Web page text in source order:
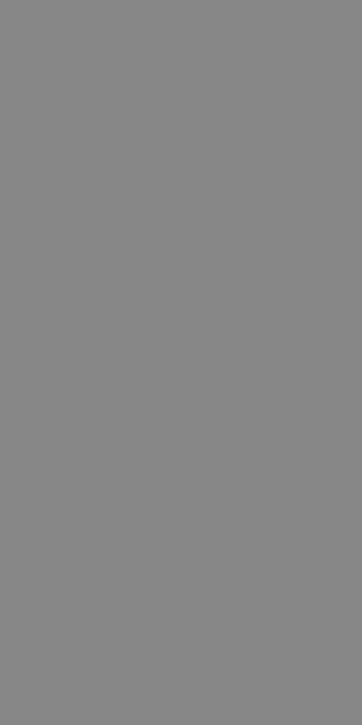
qualsiasi
domini.
Script.com
di siti
e misurare le
di siti
cui il prefisso
che si
dall'operatore
del sito.